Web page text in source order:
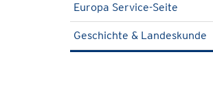
Europa Service-Seite
Geschichte & Landeskunde